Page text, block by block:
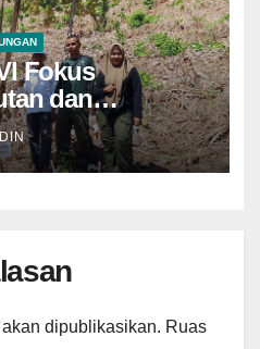
Fokus
dan
di KH Riwo
dipublikasikan. Ruas